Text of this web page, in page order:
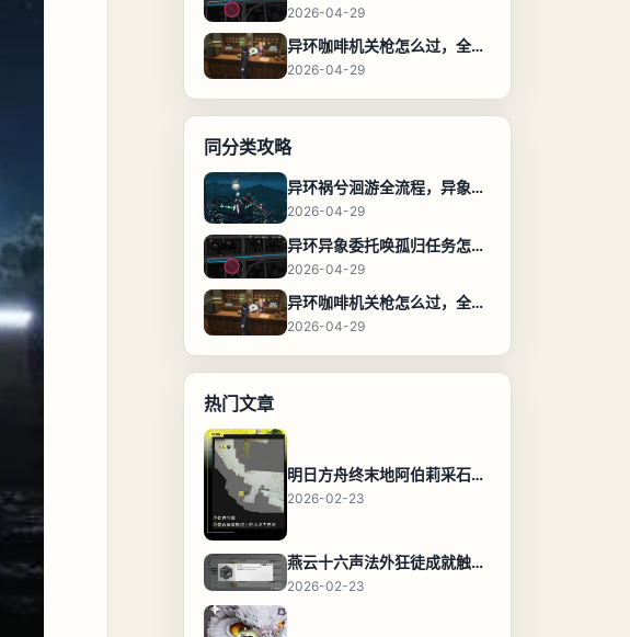
2026-04-29
异环咖啡机关枪怎么过，全流程通关攻略
2026-04-29
同分类攻略
异环祸兮洄游全流程，异象委托任务通关攻略
2026-04-29
异环异象委托唤孤归任务怎么完成，流程步骤与位置攻略
2026-04-29
异环咖啡机关枪怎么过，全流程通关攻略
2026-04-29
热门文章
明日方舟终末地阿伯莉采石场宝箱全收集攻略，全点位分布图与路线
2026-02-23
燕云十六声法外狂徒成就触发条件与通关攻略
2026-02-23